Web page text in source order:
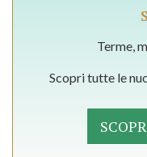
Terme,
Scopri tutte le